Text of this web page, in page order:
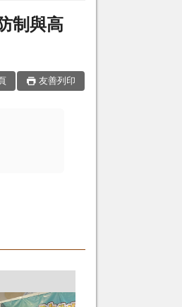
制與高
友善列印